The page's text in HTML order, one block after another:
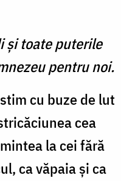
şi toate puterile
pentru noi.
cu buze de lut
cea
la cei fără
ca văpaia şi ca